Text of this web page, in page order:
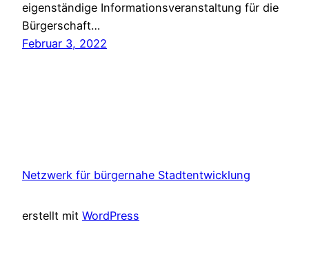
eigenständige Informationsveranstaltung für die
Bürgerschaft…
Februar 3, 2022
Netzwerk für bürgernahe Stadtentwicklung
erstellt mit WordPress